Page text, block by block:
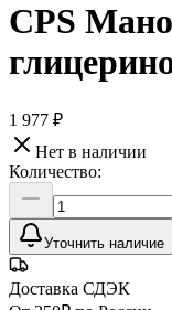
CPS
1 977 ₽
Нет в наличии
Количество:
Уточнить наличие
Доставка СДЭК